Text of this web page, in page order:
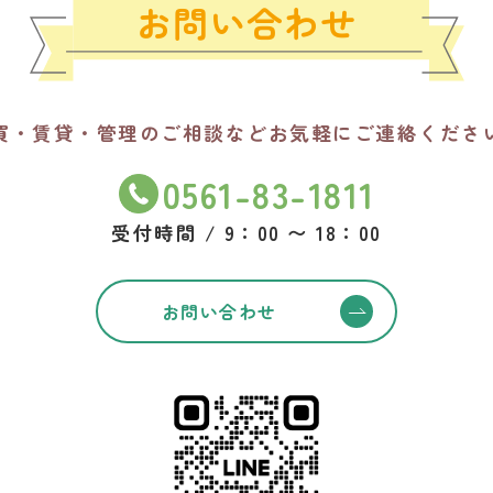
お問い合わせ
・賃貸・管理のご相談などお気軽にご連絡くださ
0561-83-1811
受付時間 / 9：00 〜 18：00
お問い合わせ